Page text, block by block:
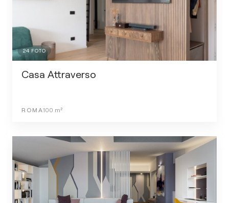
24 FOTO
Casa Attraverso
ROMA100 m²